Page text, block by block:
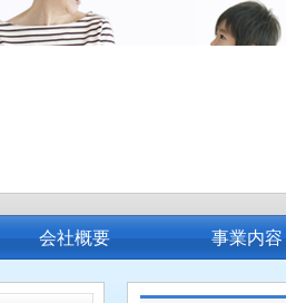
会社概要 事業内容